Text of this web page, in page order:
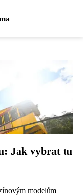
Jak vybrat tu
modelům